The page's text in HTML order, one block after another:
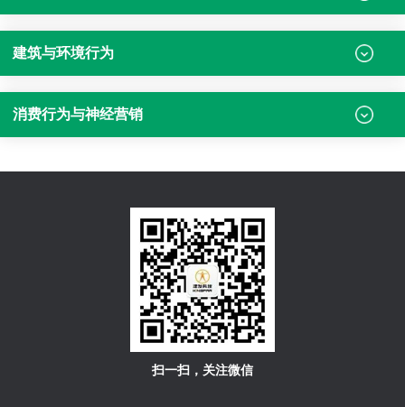
建筑与环境行为
消费行为与神经营销
扫一扫，关注微信